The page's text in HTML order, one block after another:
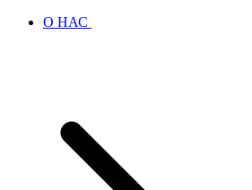
О НАС